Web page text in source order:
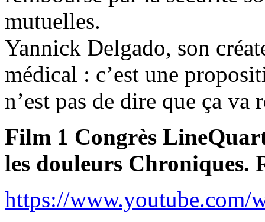
mutuelles.
Yannick Delgado, son
médical : c’est une
n’est pas de dire que ça
Film 1 Congrès
les douleurs Chroniques.
https://www.youtube.com/